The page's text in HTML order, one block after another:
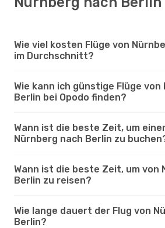
Wie viel kosten Flüge von
im Durchschnitt?
Wie kann ich günstige Flüge von
Berlin bei Opodo finden?
Wann ist die beste Zeit, um
Nürnberg nach Berlin zu
Wann ist die beste Zeit, um von
Berlin zu reisen?
Wie lange dauert der Flug von
Berlin?